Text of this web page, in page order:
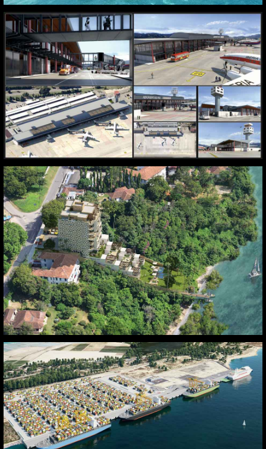
Vigo
Kenia
Puerto de Huelva